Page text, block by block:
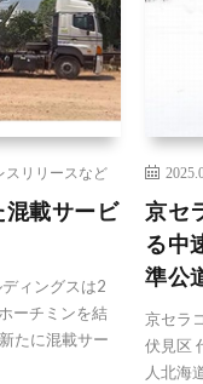
スリリースなど
載サービ
ディングスは2
ーチミンを結
たに混載サー
京セ
る中
準公
京セラ
伏見区
人北海